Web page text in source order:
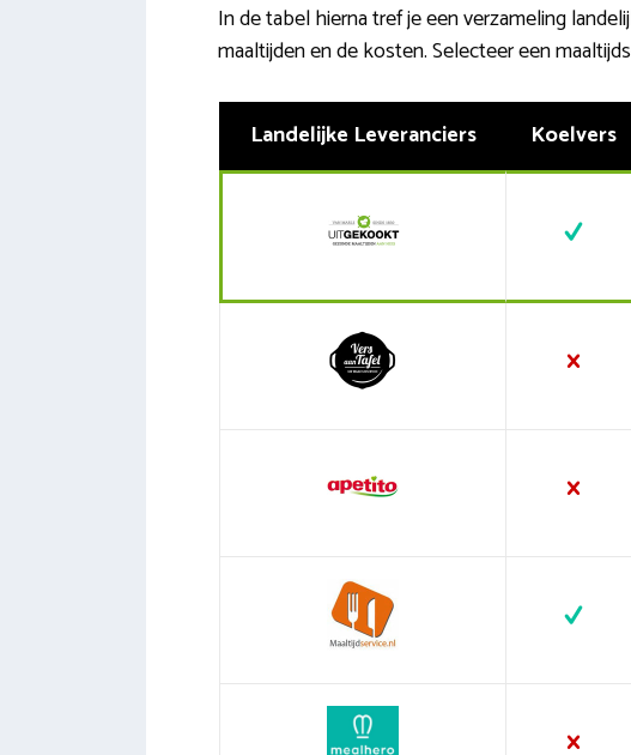
In de tabel hierna tref je een verzameling
maaltijden en de kosten. Selecteer een
Landelijke Leveranciers Koelvers